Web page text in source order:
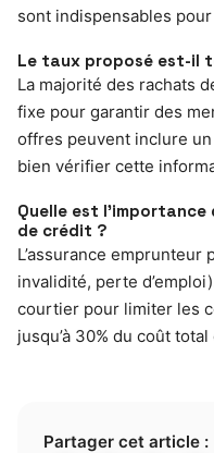
sont indispensables
Le taux proposé est-il
La majorité des rachats
fixe pour garantir des
offres peuvent inclure
bien vérifier cette
Quelle est
de crédit ?
L’assurance emprunteur
invalidité, perte
courtier pour limiter les
jusqu’à 30% du coût
Partager cet article :